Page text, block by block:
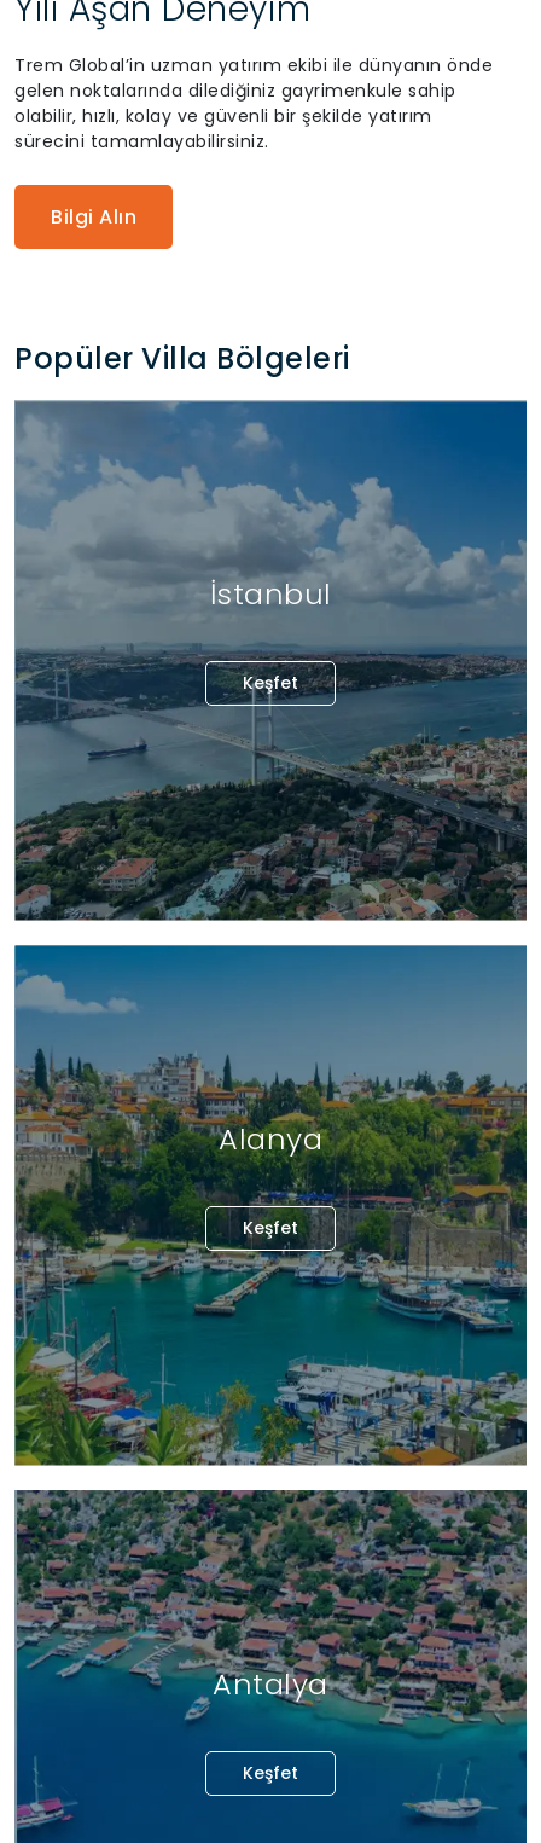
Trem Global’in uzman yatırım ekibi ile dünyanın önde
gelen noktalarında dilediğiniz gayrimenkule sahip
olabilir, hızlı, kolay ve güvenli bir şekilde yatırım
sürecini tamamlayabilirsiniz.
Bilgi Alın
Popüler Villa Bölgeleri
İstanbul
Keşfet
Alanya
Keşfet
Antalya
Keşfet